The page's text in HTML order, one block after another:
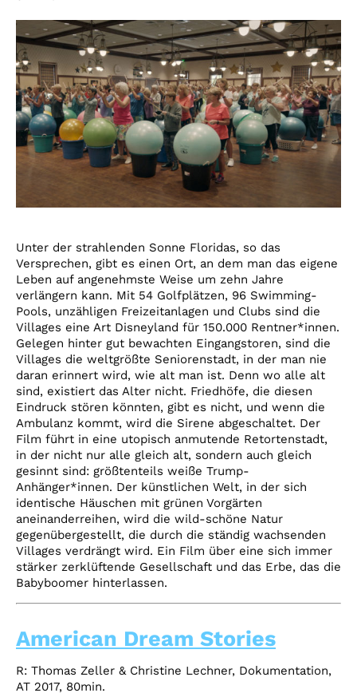
Unter der strahlenden Sonne Floridas, so das
Versprechen, gibt es einen Ort, an dem man das eigene
Leben auf angenehmste Weise um zehn Jahre
verlängern kann. Mit 54 Golfplätzen, 96 Swimming-
Pools, unzähligen Freizeitanlagen und Clubs sind die
Villages eine Art Disneyland für 150.000 Rentner*innen.
Gelegen hinter gut bewachten Eingangstoren, sind die
Villages die weltgrößte Seniorenstadt, in der man nie
daran erinnert wird, wie alt man ist. Denn wo alle alt
sind, existiert das Alter nicht. Friedhöfe, die diesen
Eindruck stören könnten, gibt es nicht, und wenn die
Ambulanz kommt, wird die Sirene abgeschaltet. Der
Film führt in eine utopisch anmutende Retortenstadt,
in der nicht nur alle gleich alt, sondern auch gleich
gesinnt sind: größtenteils weiße Trump-
Anhänger*innen. Der künstlichen Welt, in der sich
identische Häuschen mit grünen Vorgärten
aneinanderreihen, wird die wild-schöne Natur
gegenübergestellt, die durch die ständig wachsenden
Villages verdrängt wird. Ein Film über eine sich immer
stärker zerklüftende Gesellschaft und das Erbe, das die
Babyboomer hinterlassen.
American Dream Stories
R: Thomas Zeller & Christine Lechner, Dokumentation,
AT 2017, 80min.